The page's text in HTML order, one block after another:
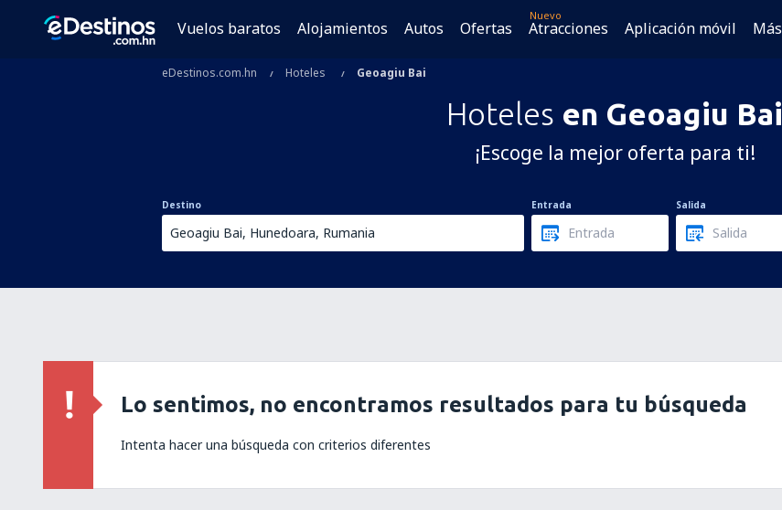
Vuelos baratos Alojamientos Autos Ofertas
Nuevo
Atracciones Aplicación móvil Más
eDestinos.com.hn Hoteles Geoagiu Bai
Hoteles en Geoagiu Bai
¡Escoge la mejor oferta para ti!
Destino Entrada Salida
Lo sentimos, no encontramos resultados para tu búsqueda
Intenta hacer una búsqueda con criterios diferentes